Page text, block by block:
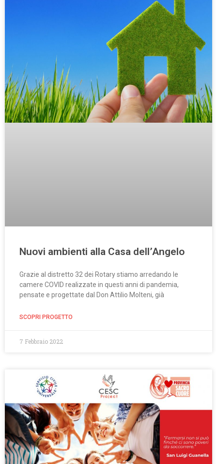
Nuovi ambienti alla Casa dell’Angelo
Grazie al distretto 32 dei Rotary stiamo arredando le
camere COVID realizzate in questi anni di pandemia,
pensate e progettate dal Don Attilio Molteni, già
SCOPRI PROGETTO
7 Febbraio 2022